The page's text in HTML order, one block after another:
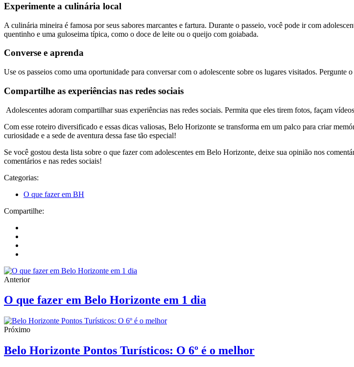
Experimente a culinária local
A culinária mineira é famosa por seus sabores marcantes e fartura. Durante o passeio, você pode ir com
quentinho e uma guloseima típica, como o doce de leite ou o queijo com goiabada.
Converse e aprenda
Use os passeios como uma oportunidade para conversar com o adolescente sobre os lugares visitados. Pergunte
Compartilhe as experiências nas redes sociais
Adolescentes adoram compartilhar suas experiências nas redes sociais. Permita que eles tirem fotos, façam
Com esse roteiro diversificado e essas dicas valiosas, Belo Horizonte se transforma em um palco para criar
curiosidade e a sede de aventura dessa fase tão especial!
Se você gostou desta lista sobre o que fazer com adolescentes em Belo Horizonte, deixe sua opinião nos
comentários e nas redes sociais!
Categorias:
O que fazer em BH
Compartilhe:
Anterior
O que fazer em Belo Horizonte em 1 dia
Próximo
Belo Horizonte Pontos Turísticos: O 6º é o melhor